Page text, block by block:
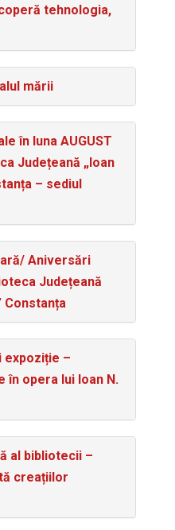
tehnologia,
mării
în luna AUGUST
Județeană „Ioan
– sediul
Aniversări
Județeană
Constanța
expoziție –
în opera lui Ioan N.
al bibliotecii –
creațiilor